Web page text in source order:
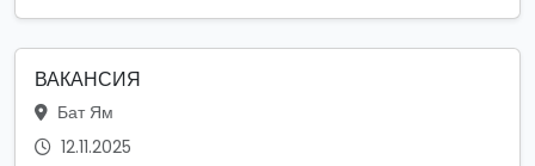
ВАКАНСИЯ
Бат Ям
12.11.2025